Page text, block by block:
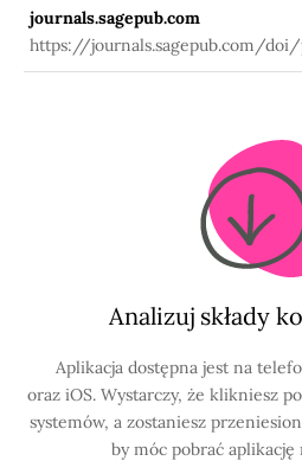
journals.sagepub.com
https://journals.sagepub.com/doi/
0408
Analizuj składy
Aplikacja dostępna jest na
oraz iOS. Wystarczy, że klikniesz
systemów, a zostaniesz
by móc pobrać aplikację